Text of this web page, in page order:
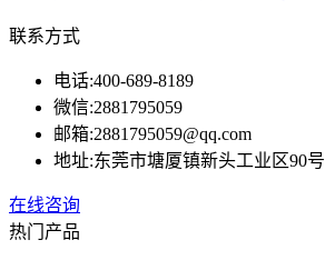
联系方式
电话:400-689-8189
微信:2881795059
邮箱:2881795059@qq.com
地址:东莞市塘厦镇新头工业区90号
在线咨询
热门产品